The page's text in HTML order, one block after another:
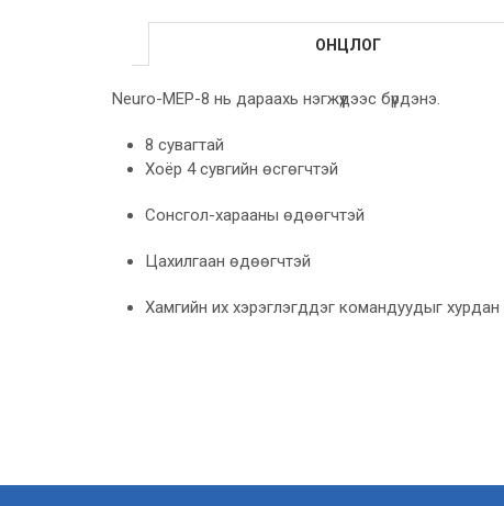
ОНЦЛОГ
Neuro-MEP-8 нь дараахь нэгжүүдээс бүрдэнэ.
8 сувагтай
Хоёр 4 сувгийн өсгөгчтэй
Сонсгол-харааны өдөөгчтэй
Цахилгаан өдөөгчтэй
Хамгийн их хэрэглэгддэг командуудыг хурдан